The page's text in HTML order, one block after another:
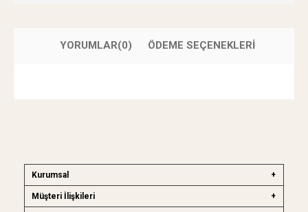
YORUMLAR(0) ÖDEME SEÇENEKLERI
Kurumsal
Müşteri İlişkileri